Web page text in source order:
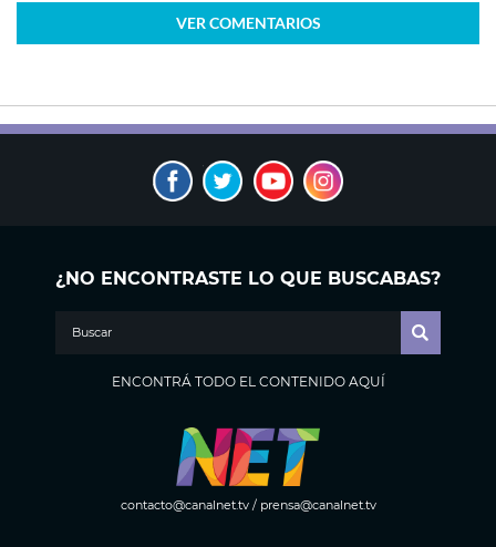
VER COMENTARIOS
¿NO ENCONTRASTE LO QUE BUSCABAS?
ENCONTRÁ TODO EL CONTENIDO AQUÍ
contacto@canalnet.tv/ prensa@canalnet.tv